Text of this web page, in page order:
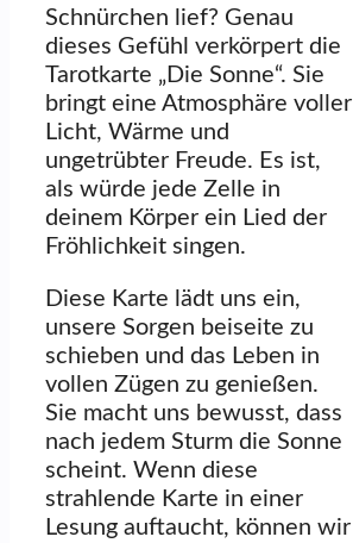
Schnürchen lief? Genau
dieses Gefühl verkörpert die
Tarotkarte „Die Sonne“. Sie
bringt eine Atmosphäre voller
Licht, Wärme und
ungetrübter Freude. Es ist,
als würde jede Zelle in
deinem Körper ein Lied der
Fröhlichkeit singen.
Diese Karte lädt uns ein,
unsere Sorgen beiseite zu
schieben und das Leben in
vollen Zügen zu genießen.
Sie macht uns bewusst, dass
nach jedem Sturm die Sonne
scheint. Wenn diese
strahlende Karte in einer
Lesung auftaucht, können wir